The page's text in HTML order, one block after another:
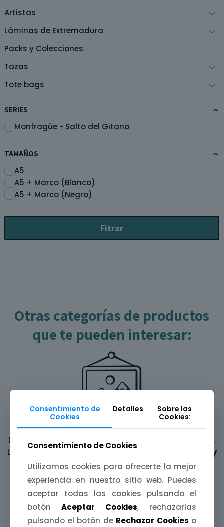
Artistas
Láminas de Extremadura
Packs y Colecciones
Tazas
Tote bags
SERIES
Monfragüe - Salto del Gitano
TAMAÑOS
A5
A5 + Marco (Blanco)
A5 + Marco (Negro)
Fitrar
Otras categorías de productos
que te pueden interesar:
Láminas ilustradas
Decora tus paredes con una mijina de Extremadura .
Láminas A4, A5 y A6 inspiradas en
paisajes, fiestas y
leyendasde nuestra tierra.
Consentimiento de
Cookies
Detalles
Sobre las
Cookies:
Consentimiento de Cookies
Utilizamos cookies para ofrecerte la mejor
experiencia en nuestro sitio web. Puedes
aceptar todas las cookies pulsando el
botónAceptar Cookies, rechazarlas
pulsando el botón de Rechazar Cookies o